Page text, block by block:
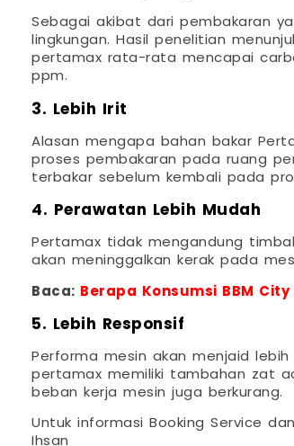
Sebagai akibat dari pembakaran
lingkungan. Hasil penelitian
pertamax rata-rata mencapai
ppm.
3. Lebih Irit
Alasan mengapa bahan bakar
proses pembakaran pada ruang
terbakar sebelum kembali pada
4. Perawatan Lebih Mudah
Pertamax tidak mengandung
akan meninggalkan kerak pada
Baca: Berapa Konsumsi BBM
5. Lebih Responsif
Performa mesin akan menjaid
pertamax memiliki tambahan zat
beban kerja mesin juga berkurang.
Untuk informasi Booking Service
Ihsan